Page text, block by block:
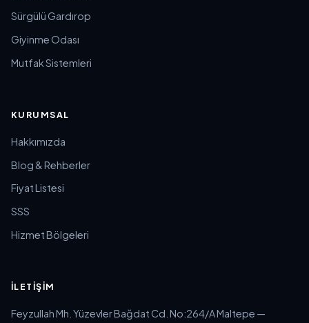
Sürgülü Gardırop
Giyinme Odası
Mutfak Sistemleri
KURUMSAL
Hakkımızda
Blog & Rehberler
Fiyat Listesi
SSS
Hizmet Bölgeleri
İLETIŞIM
Feyzullah Mh. Yüzevler Bağdat Cd. No:264/A Maltepe —